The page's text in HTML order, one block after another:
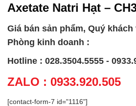
Axetate Natri Hạt –
Giá bán sản phẩm, Quý
Phòng kinh doanh :
Hotline : 028.3504.5555 -
ZALO : 0933.920.505
[contact-form-7 id="1116"]